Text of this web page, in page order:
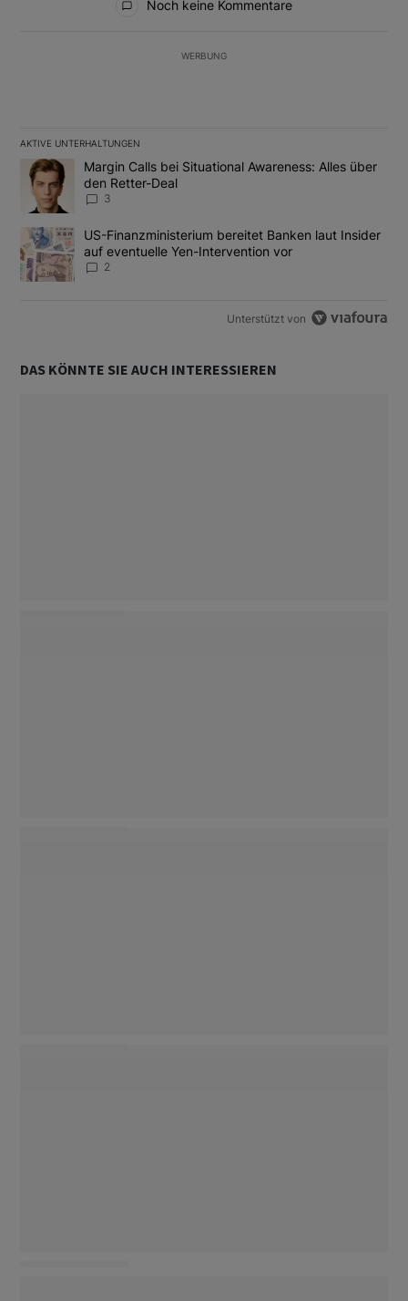
Noch keine Kommentare
WERBUNG
AKTIVE UNTERHALTUNGEN
Das Folgende ist eine Liste der am meisten kommentierten
Ein Trendartikel mit dem Titel "Margin Calls bei Situational
Margin Calls bei Situational Awareness: Alles über
den Retter-Deal
3
Ein Trendartikel mit dem Titel "US-Finanzministerium bereitet
US-Finanzministerium bereitet Banken laut Insider
auf eventuelle Yen-Intervention vor
2
Unterstützt von
DAS KÖNNTE SIE AUCH INTERESSIEREN